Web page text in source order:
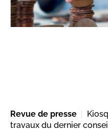
Revue de presse
travaux du dernier